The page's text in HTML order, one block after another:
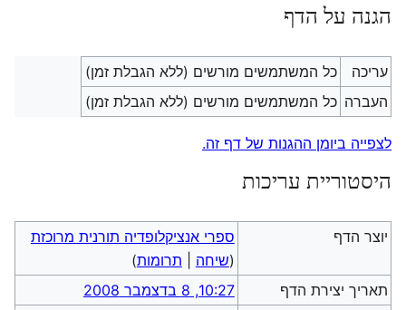
הגנה על הדף
עריכה
כל המשתמשים מורשים (ללא הגבלת זמן)
העברה כל המשתמשים מורשים (ללא הגבלת זמן)
לצפייה ביומן ההגנות של דף זה.
היסטוריית עריכות
יוצר הדף
ספרי אנציקלופדיה תורנית מרוכזת
(שיחה תרומות)
תאריך יצירת הדף
10:27, 8 בדצמבר 2008